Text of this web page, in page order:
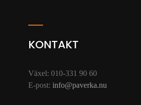
KONTAKT
Växel: 010-331 90 60
E-post: info@paverka.nu